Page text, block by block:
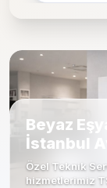
Beyaz
İstanbul
Özel Teknik
hizmetlerimiz